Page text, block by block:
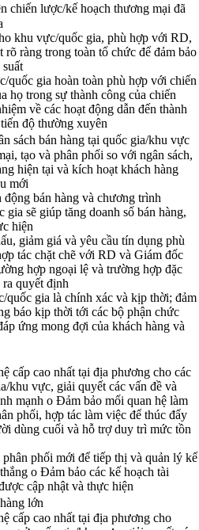
chiến lược/kế hoạch thương mại đã
khu vực/quốc gia, phù hợp với RD,
rõ ràng trong toàn tổ chức để đảm bảo
gia hoàn toàn phù hợp với chiến
họ trong sự thành công của chiến
về các hoạt động dẫn đến thành
độ thường xuyên
sách bán hàng tại quốc gia/khu vực
tạo và phân phối so với ngân sách,
hiện tại và kích hoạt khách hàng
mới
bán hàng và chương trình
sẽ giúp tăng doanh số bán hàng,
hiện
giảm giá và yêu cầu tín dụng phù
tác chặt chẽ với RD và Giám đốc
hợp ngoại lệ và trường hợp đặc
quyết định
gia là chính xác và kịp thời; đảm
báo kịp thời tới các bộ phận chức
ứng mong đợi của khách hàng và
cấp cao nhất tại địa phương cho các
khu vực, giải quyết các vấn đề và
mạnh o Đảm bảo mối quan hệ làm
phối, hợp tác làm việc để thúc đẩy
dùng cuối và hỗ trợ duy trì mức tồn
phối mới để tiếp thị và quản lý kế
o Đảm bảo các kế hoạch tài
cập nhật và thực hiện
lớn
cấp cao nhất tại địa phương cho